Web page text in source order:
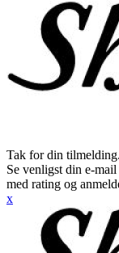
Tak for din tilmelding.
Se venligst din e-
med rating og
x